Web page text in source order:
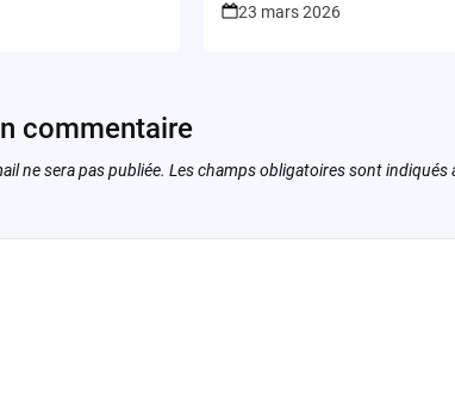
d’ici 2031 ?
23 mars 2026
commentaire
ne sera pas publiée. Les champs obligatoires sont indiqués